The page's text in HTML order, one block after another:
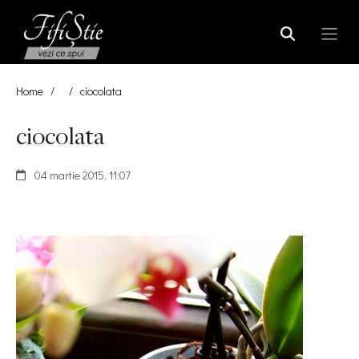
Home / / ciocolata
ciocolata
04 martie 2015, 11:07